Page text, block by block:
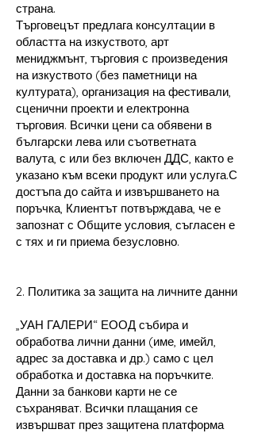
страна.
Търговецът предлага консултации в
областта на изкуството, арт
мениджмънт, търговия с произведения
на изкуството (без паметници на
културата), организация на фестивали,
сценични проекти и електронна
търговия. Всички цени са обявени в
български лева или съответната
валута, с или без включен ДДС, както е
указано към всеки продукт или услуга.С
достъпа до сайта и извършването на
поръчка, Клиентът потвърждава, че е
запознат с Общите условия, съгласен е
с тях и ги приема безусловно.
2. Политика за защита на личните данни
„УАН ГАЛЕРИ“ ЕООД събира и
обработва лични данни (име, имейл,
адрес за доставка и др.) само с цел
обработка и доставка на поръчките.
Данни за банкови карти не се
съхраняват. Всички плащания се
извършват през защитена платформа